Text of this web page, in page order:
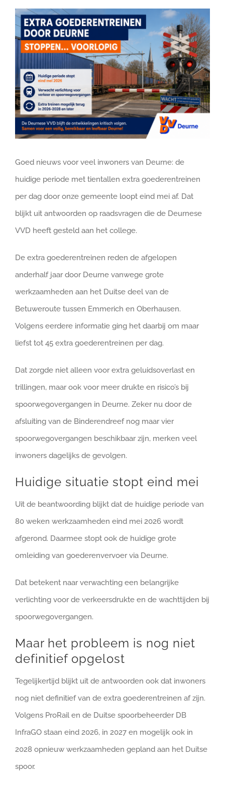
DOE MEE
Bekijk
grotere
afbeelding
Goed nieuws voor veel inwoners van Deurne: de
huidige periode met tientallen extra goederentreinen
per dag door onze gemeente loopt eind mei af. Dat
blijkt uit antwoorden op raadsvragen die de Deurnese
VVD heeft gesteld aan het college.
De extra goederentreinen reden de afgelopen
anderhalf jaar door Deurne vanwege grote
werkzaamheden aan het Duitse deel van de
Betuweroute tussen Emmerich en Oberhausen.
Volgens eerdere informatie ging het daarbij om maar
liefst tot 45 extra goederentreinen per dag.
Dat zorgde niet alleen voor extra geluidsoverlast en
trillingen, maar ook voor meer drukte en risico’s bij
spoorwegovergangen in Deurne. Zeker nu door de
afsluiting van de Binderendreef nog maar vier
spoorwegovergangen beschikbaar zijn, merken veel
inwoners dagelijks de gevolgen.
Huidige situatie stopt eind mei
Uit de beantwoording blijkt dat de huidige periode van
80 weken werkzaamheden eind mei 2026 wordt
afgerond. Daarmee stopt ook de huidige grote
omleiding van goederenvervoer via Deurne.
Dat betekent naar verwachting een belangrijke
verlichting voor de verkeersdrukte en de wachttijden bij
spoorwegovergangen.
Maar het probleem is nog niet
definitief opgelost
Tegelijkertijd blijkt uit de antwoorden ook dat inwoners
nog niet definitief van de extra goederentreinen af zijn.
Volgens ProRail en de Duitse spoorbeheerder DB
InfraGO staan eind 2026, in 2027 en mogelijk ook in
2028 opnieuw werkzaamheden gepland aan het Duitse
spoor.